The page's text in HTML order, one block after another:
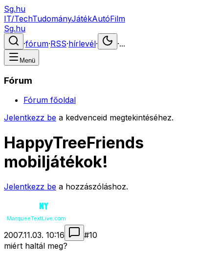
Sg.hu
IT/TechTudományJátékAutóFilm
Sg.hu
·fórum·RSS·hírlevél· ·...
Menü
Fórum
Fórum főoldal
Jelentkezz be a kedvenceid megtekintéséhez.
HappyTreeFriends
mobiljátékok!
Jelentkezz be a hozzászóláshoz.
2007.11.03. 10:16 #10
miért haltál meg?